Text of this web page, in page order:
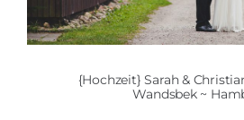
{Hochzeit} Sarah &
Wandsbek ~